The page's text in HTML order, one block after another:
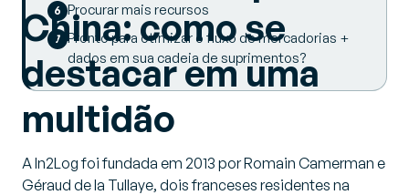
China: como se
destacar em uma
multidão
A In2Log foi fundada em 2013 por Romain Camerman e
Géraud de la Tullaye, dois franceses residentes na
Procurar mais recursos
Pronto para otimizar o fluxo de mercadorias +
dados em sua cadeia de suprimentos?